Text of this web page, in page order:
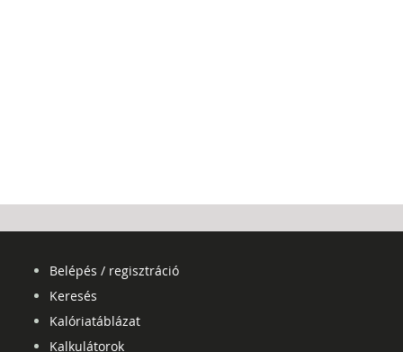
Belépés / regisztráció
Keresés
Kalóriatáblázat
Kalkulátorok